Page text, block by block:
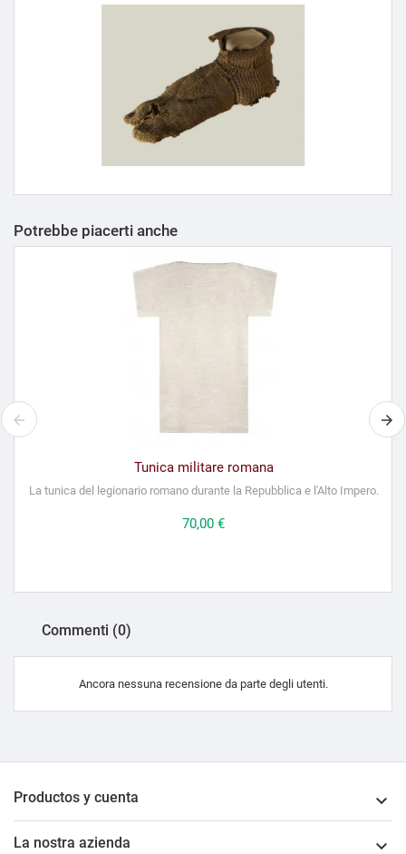
Potrebbe piacerti anche
Tunica militare romana
La tunica del legionario romano durante la Repubblica e l'Alto Impero.
Prezzo
70,00 €
Commenti (0)
Ancora nessuna recensione da parte degli utenti.
Productos y cuenta 
La nostra azienda 